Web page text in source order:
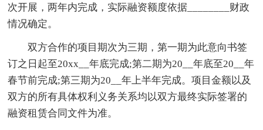
次开展，两年内完成，实际融资额度依据________财政
情况确定。
双方合作的项目期次为三期，第一期为此意向书签
订之日起至20xx__年底完成;第二期为20__年底至20__年
春节前完成;第三期为20__年上半年完成。项目金额以及
双方的所有具体权利义务关系均以双方最终实际签署的
融资租赁合同文件为准。